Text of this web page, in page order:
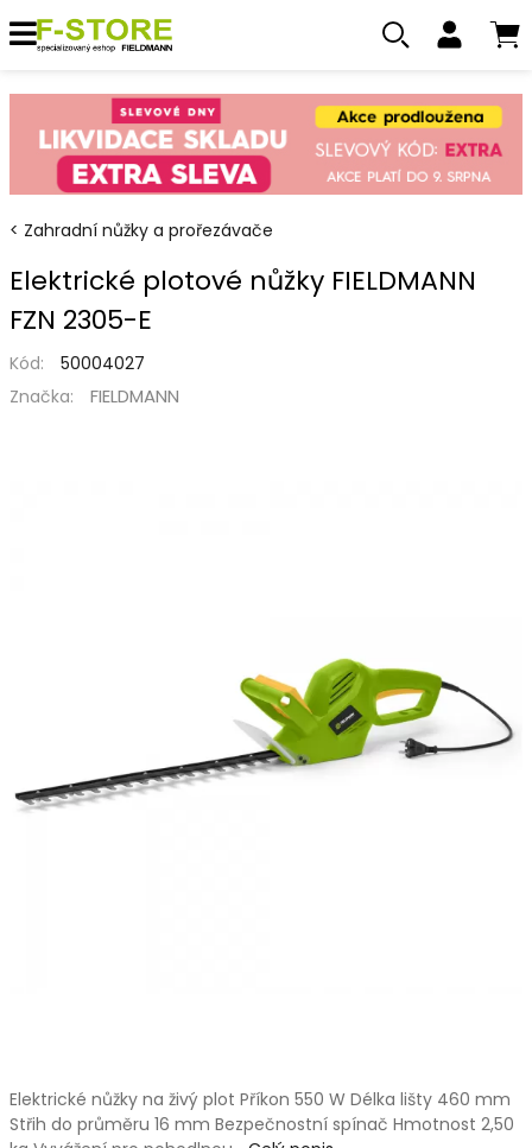
Zahradní nůžky a prořezávače
Elektrické plotové nůžky FIELDMANN
FZN 2305-E
Kód:
50004027
Značka:
FIELDMANN
Elektrické nůžky na živý plot Příkon 550 W Délka lišty 460 mm
Střih do průměru 16 mm Bezpečnostní spínač Hmotnost 2,50